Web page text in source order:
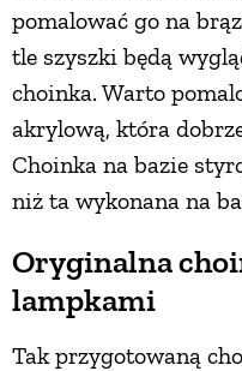
pomalować go na
tle szyszki będą
choinka. Warto
akrylową, która
Choinka na bazie
niż ta wykonana na
Oryginalna
lampkami
Tak przygotowaną